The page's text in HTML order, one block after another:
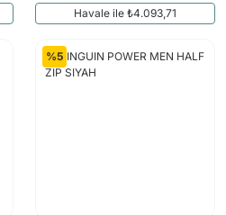
Havale ile ₺4.093,71
%5